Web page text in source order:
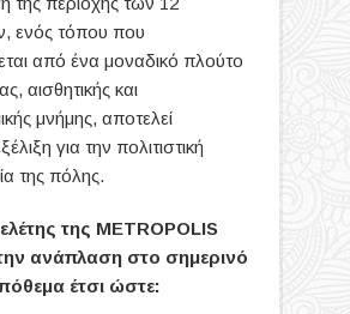
ενός τόπου που
από ένα μοναδικό πλούτο
αισθητικής και
μνήμης, αποτελεί
για την πολιτιστική
της πόλης.
της METROPOLIS
την ανάπλαση στο σημερινό
έτσι ώστε: